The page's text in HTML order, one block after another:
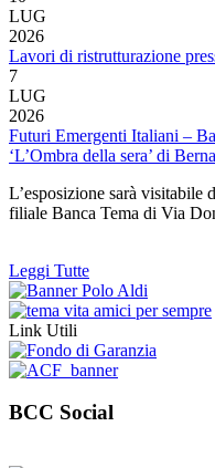
LUG
2026
Lavori di ristrutturazione
7
LUG
2026
Futuri Emergenti Italiani –
‘L’Ombra della sera’ di
L’esposizione sarà visitabile
filiale Banca Tema di Via
Leggi Tutte
Link Utili
BCC Social